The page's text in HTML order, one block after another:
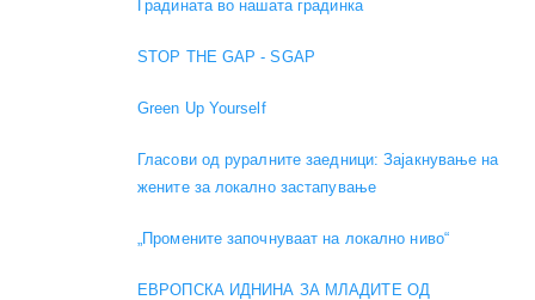
Градината во нашата градинка
STOP THE GAP - SGAP
Green Up Yourself
Гласови од руралните заедници: Зајакнување на
жените за локално застапување
„Промените започнуваат на локално ниво“
ЕВРОПСКА ИДНИНА ЗА МЛАДИТЕ ОД